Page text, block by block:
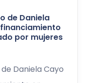
de Daniela
por mujeres
Daniela Cayo